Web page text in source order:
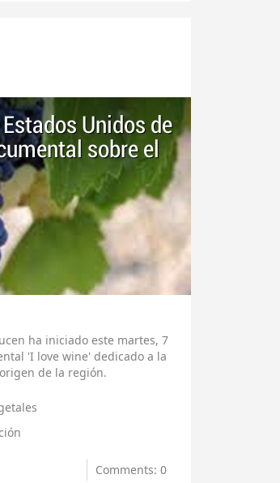
Unidos de
sobre el
ha iniciado este martes, 7
'I love wine' dedicado a la
de la región.
Comments: 0